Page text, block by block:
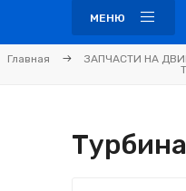
МЕНЮ
Главная ЗАПЧАСТИ НА
Турбина